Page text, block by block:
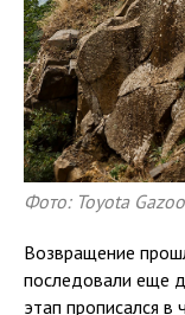
Фото: Toyota
Возвращение
последовали еще
этап прописался